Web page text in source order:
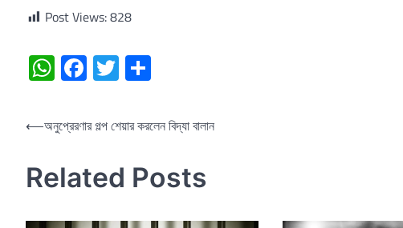
Post Views:828
WhatsApp
Facebook
Twitter
Post
⟵অনুপ্রেরণার গল্প শেয়ার করলেন বিদ্যা বালান
Related Posts